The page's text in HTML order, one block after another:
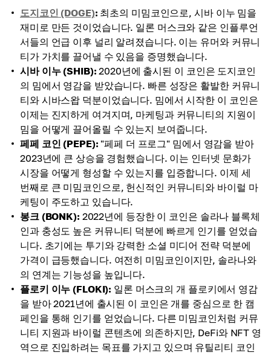
도지코인 (DOGE): 최초의 미밈코인으로, 시바 이누 밈을
재미로 만든 것이었습니다. 일론 머스크와 같은 인플루언
서들의 언급 이후 널리 알려졌습니다. 이는 유머와 커뮤니
티가 가치를 끌어낼 수 있음을 증명했습니다.
시바 이누 (SHIB): 2020년에 출시된 이 코인은 도지코인
의 밈에서 영감을 받았습니다. 빠른 성장은 활발한 커뮤니
티와 시바스왑 덕분이었습니다. 밈에서 시작한 이 코인은
이제는 진지하게 여겨지며, 마케팅과 커뮤니티의 지원이
밈을 어떻게 끌어올릴 수 있는지 보여줍니다.
페페 코인 (PEPE): "페페 더 프로그" 밈에서 영감을 받아
2023년에 큰 상승을 경험했습니다. 이는 인터넷 문화가
시장을 어떻게 형성할 수 있는지를 입증합니다. 이제 세
번째로 큰 미밈코인으로, 헌신적인 커뮤니티와 바이럴 마
케팅이 주도하고 있습니다.
봉크 (BONK): 2022년에 등장한 이 코인은 솔라나 블록체
인과 충성도 높은 커뮤니티 덕분에 빠르게 인기를 얻었습
니다. 초기에는 투기와 강력한 소셜 미디어 전략 덕분에
가격이 급등했습니다. 여전히 미밈코인이지만, 솔라나와
의 연계는 기능성을 높입니다.
플로키 이누 (FLOKI): 일론 머스크의 개 플로키에서 영감
을 받아 2021년에 출시된 이 코인은 개를 중심으로 한 캠
페인을 통해 인기를 얻었습니다. 다른 미밈코인처럼 커뮤
니티 지원과 바이럴 콘텐츠에 의존하지만, DeFi와 NFT 영
역으로 진입하려는 목표를 가지고 있으며 유틸리티 코인